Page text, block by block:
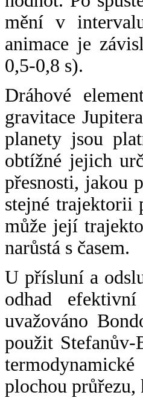
mění v
animace je
0,5-0,8 s).
Dráhové
gravitace
planety jsou
obtížné jejich
přesnosti, jakou
stejné trajektorii
může její
narůstá s časem.
U přísluní a
odhad
uvažováno
použit
plochou průřezu,